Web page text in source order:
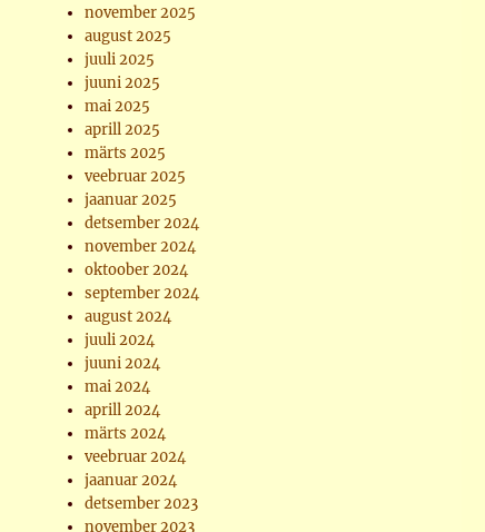
november 2025
august 2025
juuli 2025
juuni 2025
mai 2025
aprill 2025
märts 2025
veebruar 2025
jaanuar 2025
detsember 2024
november 2024
oktoober 2024
september 2024
august 2024
juuli 2024
juuni 2024
mai 2024
aprill 2024
märts 2024
veebruar 2024
jaanuar 2024
detsember 2023
november 2023